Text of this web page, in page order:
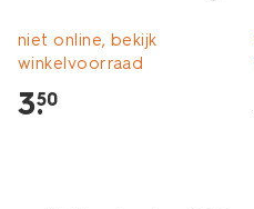
niet online, bekijk
winkelvoorraad
3.
50